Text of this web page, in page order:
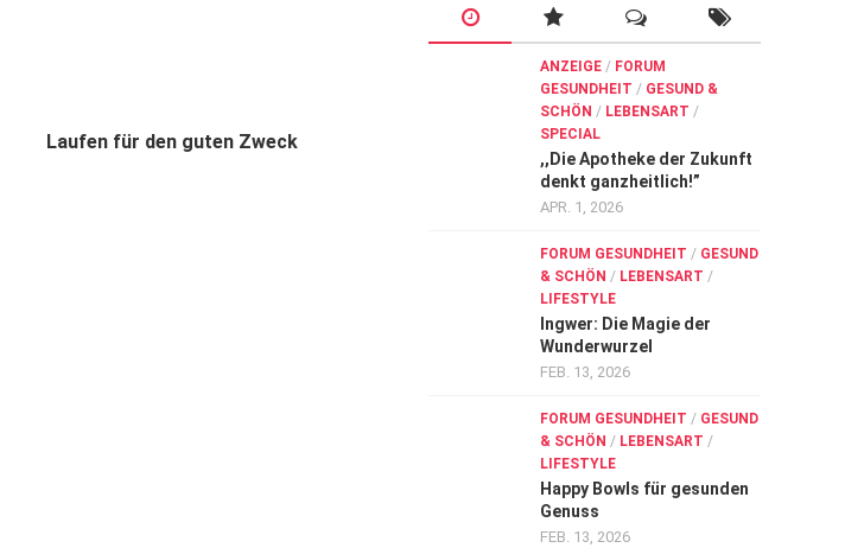
Laufen für den guten Zweck
ANZEIGE / FORUM
GESUNDHEIT / GESUND &
SCHÖN / LEBENSART /
SPECIAL
,,Die Apotheke der Zukunft
denkt ganzheitlich!”
APR. 1, 2026
FORUM GESUNDHEIT / GESUND
& SCHÖN / LEBENSART /
LIFESTYLE
Ingwer: Die Magie der
Wunderwurzel
FEB. 13, 2026
FORUM GESUNDHEIT / GESUND
& SCHÖN / LEBENSART /
LIFESTYLE
Happy Bowls für gesunden
Genuss
FEB. 13, 2026